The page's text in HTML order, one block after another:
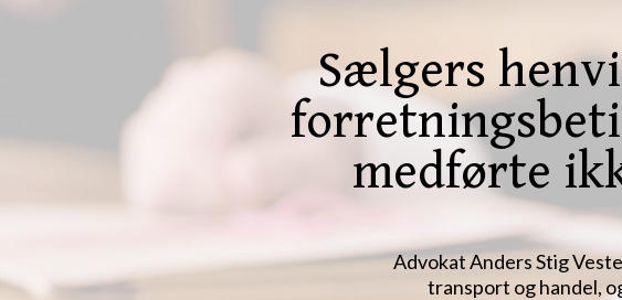
Sælgers
medførte
​Advokat Anders Stig
transport og handel,